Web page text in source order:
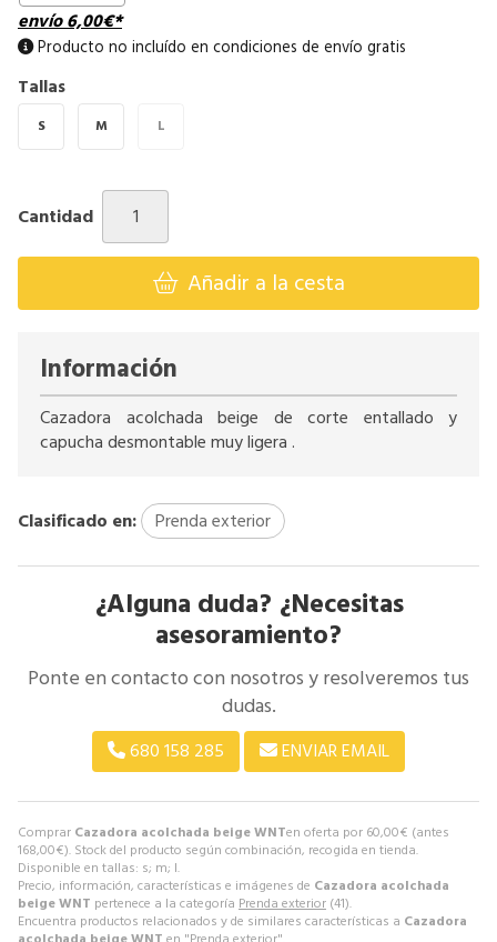
envío6,00€*
Producto no incluído en condiciones de envío gratis
Tallas
S M L
Cantidad
Añadir a la cesta
Comprar Cazadora acolchada beige WNTen oferta por 60,00€ (antes
168,00€). Stock del producto según combinación, recogida en tienda.
Disponible en tallas: s; m; l.
Precio, información, características e imágenes de Cazadora acolchada
beige WNT pertenece a la categoría Prenda exterior (41).
Encuentra productos relacionados y de similares características a Cazadora
Información
Cazadora acolchada beige de corte entallado y
capucha desmontable muy ligera .
Clasificado en: Prenda exterior
¿Alguna duda? ¿Necesitas
asesoramiento?
Ponte en contacto con nosotros y resolveremos tus
dudas.
680 158 285 ENVIAR EMAIL